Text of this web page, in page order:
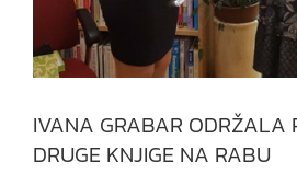
IVANA GRABAR ODRŽALA
DRUGE KNJIGE NA RABU